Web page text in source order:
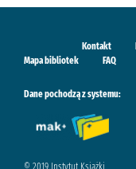
Kontakt
Mapa bibliotek
FAQ
Dane pochodzą z systemu:
© 2019 Instytut Książki